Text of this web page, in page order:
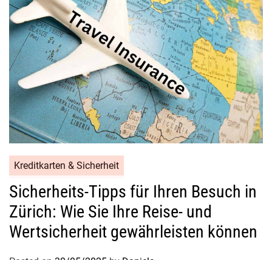
Kreditkarten & Sicherheit
Sicherheits-Tipps für Ihren Besuch in
Zürich: Wie Sie Ihre Reise- und
Wertsicherheit gewährleisten können